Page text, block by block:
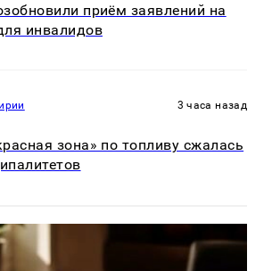
приём заявлений на
инвалидов
3 часа назад
зона» по топливу сжалась